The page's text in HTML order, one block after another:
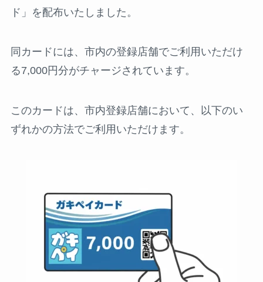
ド」を配布いたしました。
同カードには、市内の登録店舗でご利用いただけ
る7,000円分がチャージされています。
このカードは、市内登録店舗において、以下のい
ずれかの方法でご利用いただけます。